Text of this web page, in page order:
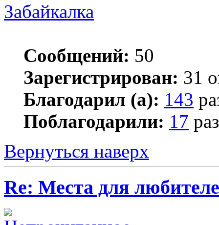
Забайкалка
Сообщений: 50
Зарегистрирован: 31
Благодарил (а): 143
Поблагодарили: 17
Вернуться наверх
Re: Места для